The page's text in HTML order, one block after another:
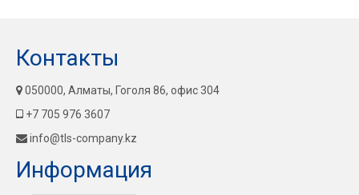
Контакты
050000, Алматы, Гоголя 86, офис 304
+7 705 976 3607
info@tls-company.kz
Информация